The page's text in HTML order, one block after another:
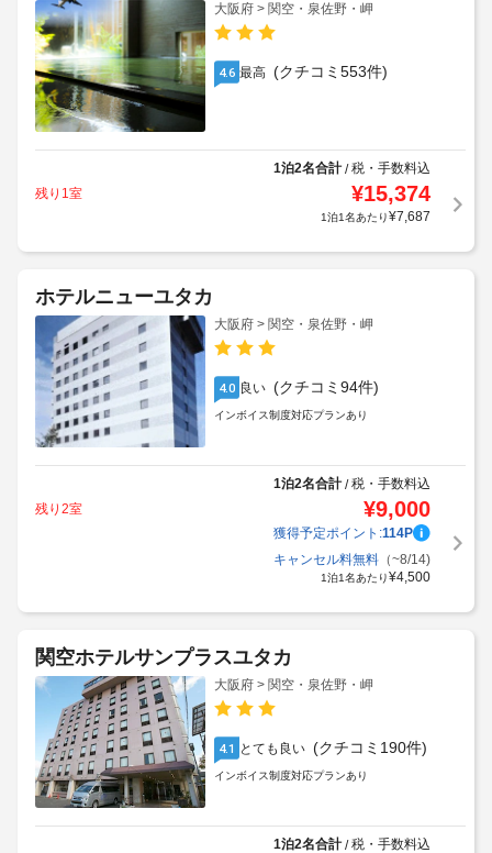
大阪府 > 関空・泉佐野・岬
4.6 最高 (クチコミ553件)
1泊2名合計/税・手数料込
残り1室
¥15,374
1泊1名あたり¥7,687
ホテルニューユタカ
大阪府 > 関空・泉佐野・岬
4.0 良い (クチコミ94件)
インボイス制度対応プランあり
1泊2名合計/税・手数料込
残り2室
¥9,000
獲得予定ポイント:114P
キャンセル料無料（~8/14)
1泊1名あたり¥4,500
関空ホテルサンプラスユタカ
大阪府 > 関空・泉佐野・岬
4.1 とても良い (クチコミ190件)
インボイス制度対応プランあり
1泊2名合計/税・手数料込